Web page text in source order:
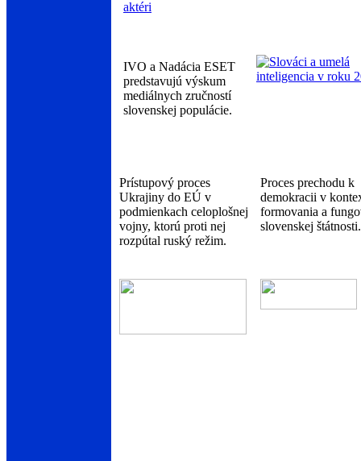
IVO a Nadácia ESET
predstavujú výskum
mediálnych zručností
slovenskej populácie.
Prístupový proces
Ukrajiny do EÚ v
podmienkach celoplošnej
vojny, ktorú proti nej
rozpútal ruský režim.
Proces prechodu k
demokracii v
formovania a
slovenskej štátnosti.